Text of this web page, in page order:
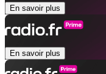
En savoir plus
En savoir plus